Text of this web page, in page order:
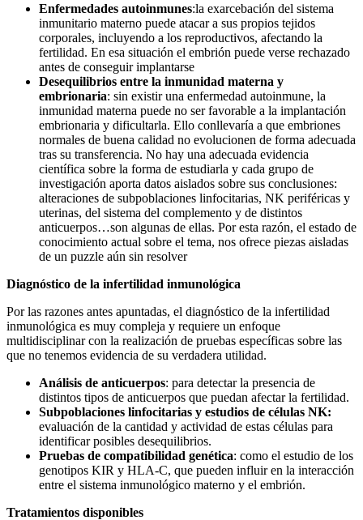
Enfermedades autoinmunes:la exarcebación del sistema
inmunitario materno puede atacar a sus propios tejidos
corporales, incluyendo a los reproductivos, afectando la
fertilidad. En esa situación el embrión puede verse rechazado
antes de conseguir implantarse
Desequilibrios entre la inmunidad materna y
embrionaria: sin existir una enfermedad autoinmune, la
inmunidad materna puede no ser favorable a la implantación
embrionaria y dificultarla. Ello conllevaría a que embriones
normales de buena calidad no evolucionen de forma adecuada
tras su transferencia. No hay una adecuada evidencia
científica sobre la forma de estudiarla y cada grupo de
investigación aporta datos aislados sobre sus conclusiones:
alteraciones de subpoblaciones linfocitarias, NK periféricas y
uterinas, del sistema del complemento y de distintos
anticuerpos…son algunas de ellas. Por esta razón, el estado de
conocimiento actual sobre el tema, nos ofrece piezas aisladas
de un puzzle aún sin resolver
Diagnóstico de la infertilidad inmunológica
Por las razones antes apuntadas, el diagnóstico de la infertilidad
inmunológica es muy compleja y requiere un enfoque
multidisciplinar con la realización de pruebas específicas sobre las
que no tenemos evidencia de su verdadera utilidad.
Análisis de anticuerpos: para detectar la presencia de
distintos tipos de anticuerpos que puedan afectar la fertilidad.
Subpoblaciones linfocitarias y estudios de células NK:
evaluación de la cantidad y actividad de estas células para
identificar posibles desequilibrios.
Pruebas de compatibilidad genética: como el estudio de los
genotipos KIR y HLA-C, que pueden influir en la interacción
entre el sistema inmunológico materno y el embrión.
Tratamientos disponibles